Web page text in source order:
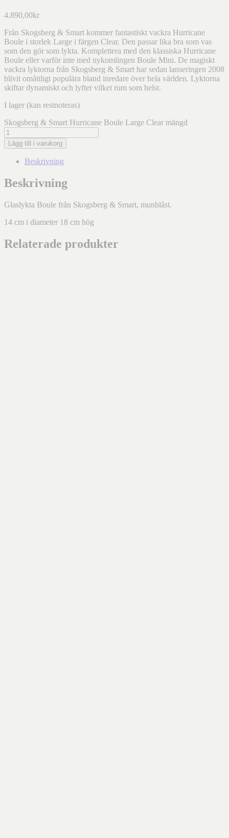
4.890,00kr
Från Skogsberg & Smart kommer fantastiskt vackra Hurricane
Boule i storlek Large i färgen Clear. Den passar lika bra som vas
som den gör som lykta. Komplettera med den klassiska Hurricane
Boule eller varför inte med nykomlingen Boule Mini. De magiskt
vackra lyktorna från Skogsberg & Smart har sedan lanseringen 2008
blivit omåttligt populära bland inredare över hela världen. Lyktorna
skiftar dynamiskt och lyfter vilket rum som helst.
I lager (kan restnoteras)
Skogsberg & Smart Hurricane Boule Large Clear mängd
Lägg till i varukorg
Beskrivning
Beskrivning
Glaslykta Boule från Skogsberg & Smart, munblåst.
14 cm i diameter 18 cm hög
Relaterade produkter